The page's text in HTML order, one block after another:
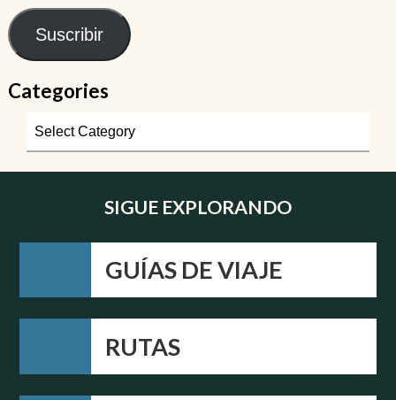
Suscribir
Categories
SIGUE EXPLORANDO
GUÍAS DE VIAJE
RUTAS